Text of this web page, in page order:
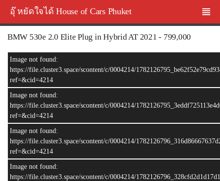
อุ๊ หยัดใจได้ House of Cars Phuket
BMW 530e 2.0 Elite Plug in Hybrid AT 2021 - 799,000
–/
Image not found:
https://file.cluster3.space/scontent/c/0004214/
ref=&cid=4214
Image not found:
https://file.cluster3.space/scontent/c/0004214/
ref=&cid=4214
Image not found:
https://file.cluster3.space/scontent/c/0004214/
ref=&cid=4214
Image not found:
https://file.cluster3.space/scontent/c/0004214/